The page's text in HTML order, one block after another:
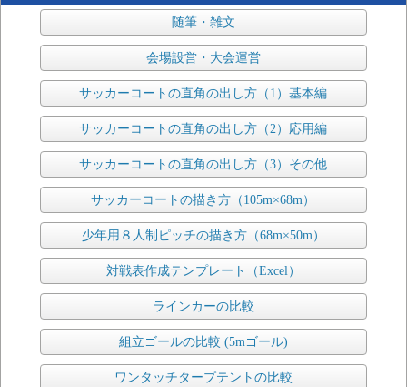
随筆・雑文
会場設営・大会運営
サッカーコートの直角の出し方（1）基本編
サッカーコートの直角の出し方（2）応用編
サッカーコートの直角の出し方（3）その他
サッカーコートの描き方（105m×68m）
少年用８人制ピッチの描き方（68m×50m）
対戦表作成テンプレート（Excel）
ラインカーの比較
組立ゴールの比較 (5mゴール)
ワンタッチタープテントの比較